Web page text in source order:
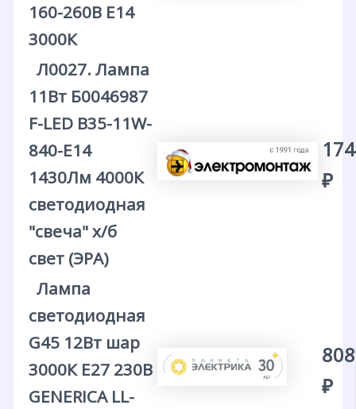
160-260В Е14
3000К
Л0027. Лампа
11Вт Б0046987
F-LED B35-11W-
840-E14
1430Лм 4000К
светодиодная
"свеча" х/б
свет (ЭРА)
₽
Лампа
светодиодная
G45 12Вт шар
3000К E27 230В
GENERICA LL-
₽